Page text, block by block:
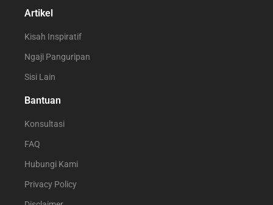
Artikel
Kisah Inspiratif
Ngaji Panguripan
Sisi Lain
Bantuan
Konsultasi
FAQ
Hubungi Kami
Privacy Policy